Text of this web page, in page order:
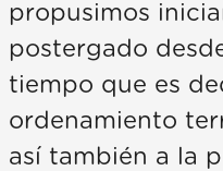
propusimos
postergado
tiempo que es
ordenamiento
así también a la